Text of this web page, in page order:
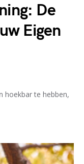
De
Eigen
hoekbar te hebben,